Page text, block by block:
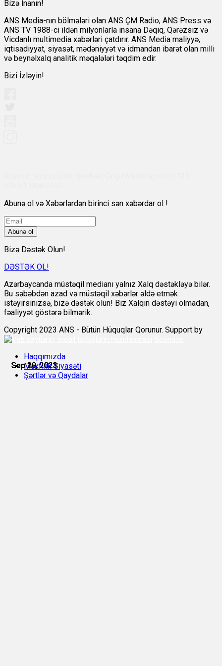
Sep 19, 2023
Sep 19, 2023
Sep 19, 2023
Sep 19, 2023
Sep 20, 2023
Sep 20, 2023
Bizə İnanın!
ANS Media-nın bölmələri olan ANS ÇM Radio, ANS Press və
ANS TV 1988-ci ildən milyonlarla insana Dəqiq, Qərəzsiz və
Vicdanlı multimedia xəbərləri çatdırır. ANS Media maliyyə,
iqtisadiyyat, siyasət, mədəniyyət və idmandan ibarət olan milli
və beynəlxalq analitik məqalələri təqdim edir.
Bizi İzləyin!
Abunə ol və Xəbərlərdən birinci sən xəbərdar ol !
Abunə ol
Bizə Dəstək Olun!
DƏSTƏK OL!
Azərbaycanda müstəqil medianı yalnız Xalq dəstəkləyə bilər.
Bu səbəbdən azad və müstəqil xəbərlər əldə etmək
istəyirsinizsə, bizə dəstək olun! Biz Xalqın dəstəyi olmadan,
fəaliyyət göstərə bilmərik.
Copyright 2023 ANS - Bütün Hüquqlar Qorunur. Support by
Haqqımızda
Məxfilik Siyasəti
Şərtlər və Qaydalar